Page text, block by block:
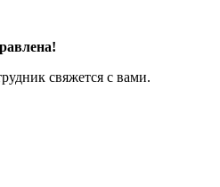
свяжется с вами.